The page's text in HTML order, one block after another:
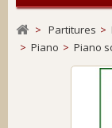
> Partitures >
> Piano > Piano